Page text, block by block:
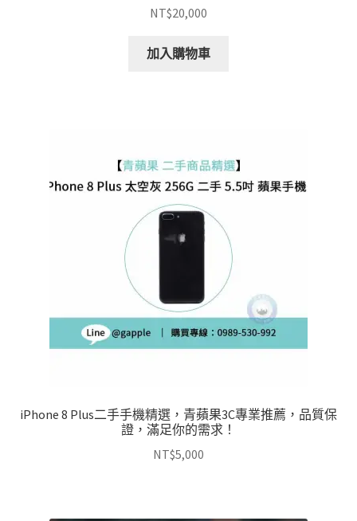
NT$20,000
加入購物車
iPhone 8 Plus二手手機精選，青蘋果3C專業推薦，品質保
證，滿足你的需求！
NT$5,000